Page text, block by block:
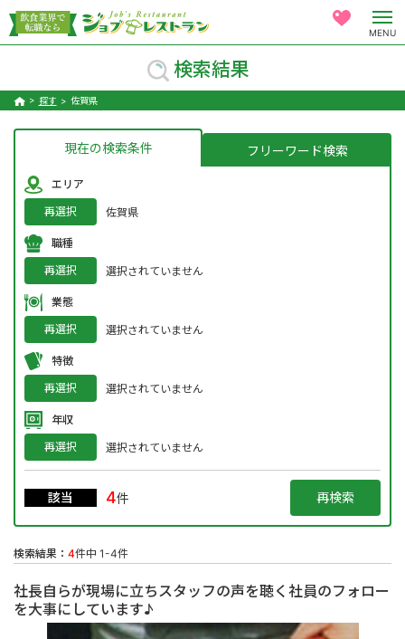
MENU
検索結果
探す 佐賀県
現在の検索条件 フリーワード検索
エリア
再選択
佐賀県
職種
再選択
選択されていません
業態
再選択
選択されていません
特徴
再選択
選択されていません
年収
再選択
選択されていません
該当 4件
検索結果： 4件中 1-4件
社長自らが現場に立ちスタッフの声を聴く社員のフォロー
を大事にしています♪